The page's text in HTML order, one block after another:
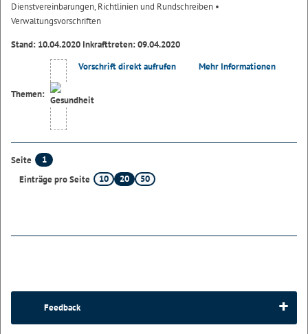
Dienstvereinbarungen, Richtlinien und Rundschreiben •
Verwaltungsvorschriften
Stand: 10.04.2020 Inkrafttreten: 09.04.2020
Themen:
Vorschrift direkt aufrufen Mehr Informationen
Seite
1
Einträge pro Seite
10 20 50
Feedback